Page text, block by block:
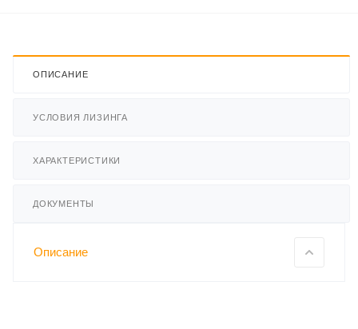
ОПИСАНИЕ
УСЛОВИЯ ЛИЗИНГА
ХАРАКТЕРИСТИКИ
ДОКУМЕНТЫ
Описание